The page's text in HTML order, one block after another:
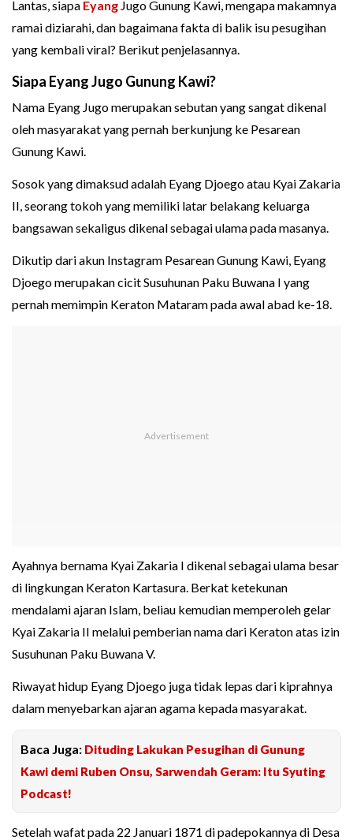
Lantas, siapa Eyang Jugo Gunung Kawi, mengapa makamnya
ramai diziarahi, dan bagaimana fakta di balik isu pesugihan
yang kembali viral? Berikut penjelasannya.
Siapa Eyang Jugo Gunung Kawi?
Nama Eyang Jugo merupakan sebutan yang sangat dikenal
oleh masyarakat yang pernah berkunjung ke Pesarean
Gunung Kawi.
Sosok yang dimaksud adalah Eyang Djoego atau Kyai Zakaria
II, seorang tokoh yang memiliki latar belakang keluarga
bangsawan sekaligus dikenal sebagai ulama pada masanya.
Dikutip dari akun Instagram Pesarean Gunung Kawi, Eyang
Djoego merupakan cicit Susuhunan Paku Buwana I yang
pernah memimpin Keraton Mataram pada awal abad ke-18.
Ayahnya bernama Kyai Zakaria I dikenal sebagai ulama besar
di lingkungan Keraton Kartasura. Berkat ketekunan
mendalami ajaran Islam, beliau kemudian memperoleh gelar
Kyai Zakaria II melalui pemberian nama dari Keraton atas izin
Susuhunan Paku Buwana V.
Riwayat hidup Eyang Djoego juga tidak lepas dari kiprahnya
dalam menyebarkan ajaran agama kepada masyarakat.
Baca Juga: Dituding Lakukan Pesugihan di Gunung
Kawi demi Ruben Onsu, Sarwendah Geram: Itu Syuting
Podcast!
Setelah wafat pada 22 Januari 1871 di padepokannya di Desa